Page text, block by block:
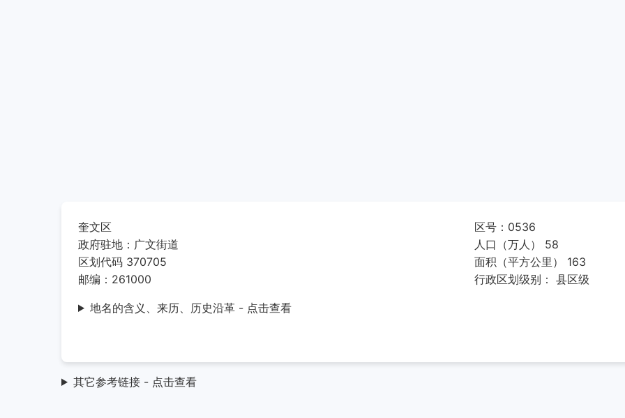
奎文区
政府驻地：广文街道
区划代码 370705
邮编：261000
区号：0536
人口（万人） 58
面积（平方公里） 163
行政区划级别： 县区级
地名的含义、来历、历史沿革 - 点击查看
其它参考链接 - 点击查看